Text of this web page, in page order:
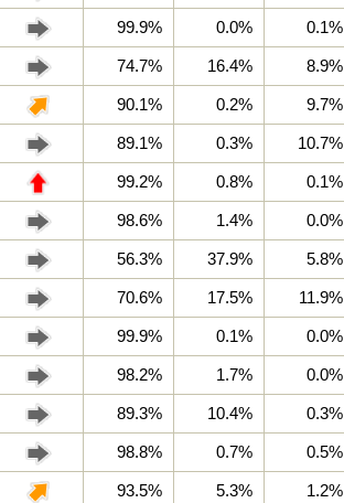
99.9% 0.0% 0.1%
74.7% 16.4% 8.9%
90.1% 0.2% 9.7%
89.1% 0.3% 10.7%
99.2% 0.8% 0.1%
98.6% 1.4% 0.0%
56.3% 37.9% 5.8%
70.6% 17.5% 11.9%
99.9% 0.1% 0.0%
98.2% 1.7% 0.0%
89.3% 10.4% 0.3%
98.8% 0.7% 0.5%
93.5% 5.3% 1.2%